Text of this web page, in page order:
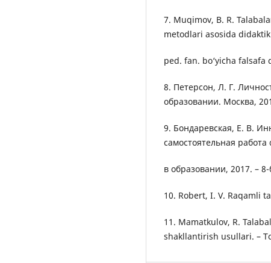
7. Muqimov, B. R.
metodlari asosida
ped. fan. bo‘yicha falsafa
8. Петерсон, Л. Г.
образовании. Москва,
9. Бондаревская, Е. В.
самостоятельная
в образовании, 2017. – 8-
10. Robert, I. V. Raqamli
11. Mamatkulov, R.
shakllantirish usullari. –